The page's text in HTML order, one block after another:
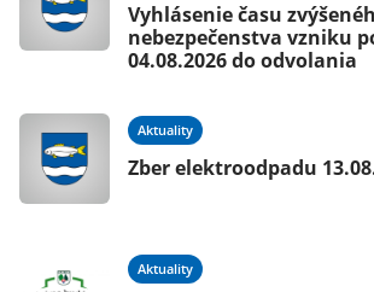
Vyhlásenie času
nebezpečenstva vzniku
04.08.2026 do odvolania
Aktuality
Zber elektroodpadu
Aktuality